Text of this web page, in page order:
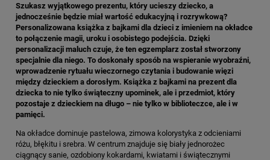
Szukasz wyjątkowego prezentu, który ucieszy dziecko, a
jednocześnie będzie miał wartość edukacyjną i rozrywkową?
Personalizowana książka z bajkami dla dzieci z imieniem na okładce
to połączenie magii, uroku i osobistego podejścia. Dzięki
personalizacji maluch czuje, że ten egzemplarz został stworzony
specjalnie dla niego. To doskonały sposób na wspieranie wyobraźni,
wprowadzenie rytuału wieczornego czytania i budowanie więzi
między dzieckiem a dorosłym. Książka z bajkami na prezent dla
dziecka to nie tylko świąteczny upominek, ale i przedmiot, który
pozostaje z dzieckiem na długo – nie tylko w biblioteczce, ale i w
pamięci.
Na okładce dominuje pastelowa, zimowa kolorystyka z odcieniami
różu, błękitu i srebra. W centrum znajduje się biały jednorożec
ciągnący sanie, ozdobiony kokardami, kwiatami i świątecznymi